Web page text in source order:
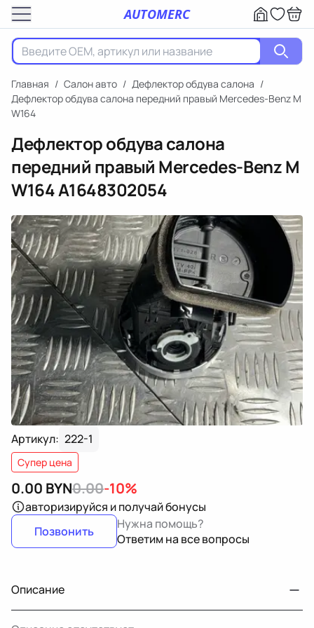
AUTOMERC
Главная / Салон авто / Дефлектор обдува салона /
Дефлектор обдува салона передний правый Mercedes-Benz M
W164
Дефлектор обдува салона
передний правый Mercedes-Benz M
W164A1648302054
Артикул: 222-1
Супер цена
0.00 BYN0.00-10%
авторизируйся и получай бонусы
Позвонить
Нужна помощь?
Ответим на все вопросы
Описание